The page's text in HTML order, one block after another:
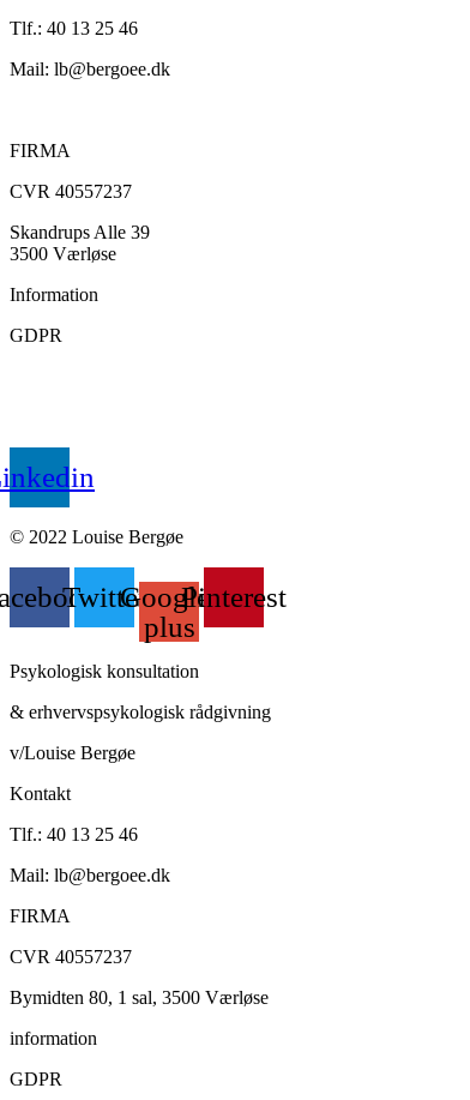
Tlf.: 40 13 25 46
Mail: lb@bergoee.dk
FIRMA
CVR 40557237
Skandrups Alle 39
3500 Værløse
Information
GDPR
© 2022 Louise Bergøe
TwitterGoogle-
plus
Pinterest
Psykologisk konsultation
& erhvervspsykologisk rådgivning
v/Louise Bergøe
Kontakt
Tlf.: 40 13 25 46
Mail: lb@bergoee.dk
FIRMA
CVR 40557237
Bymidten 80, 1 sal, 3500 Værløse
information
GDPR